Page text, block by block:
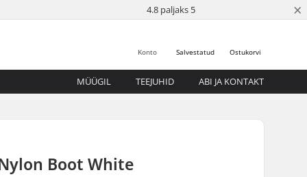
4.8 paljaks 5 ×
Ostukorvi
Salvestatud
Konto
MÜÜGIL TEEJUHID ABI JA KONTAKT
Boot White